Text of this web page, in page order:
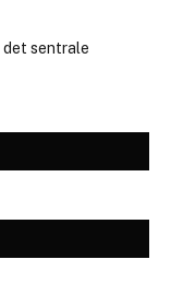
det sentrale